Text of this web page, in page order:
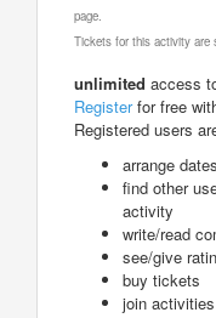
page.
Tickets for this activity are
unlimited access
Registerfor free
Registered users
arrange
find other
activity
write/read
see/give
buy tickets
join activities